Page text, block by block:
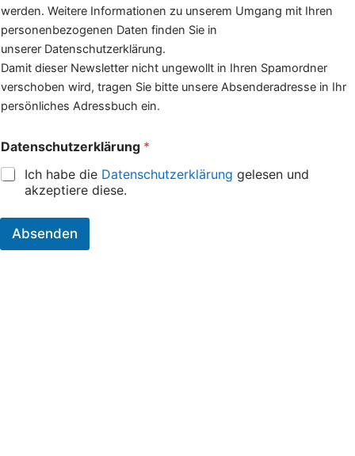
l
ä
r
u
g
m
c
h
I
c
werden. Weitere Informationen zu unserem Umgang mit Ihren
personenbezogenen Daten finden Sie in
unserer Datenschutzerklärung.
Damit dieser Newsletter nicht ungewollt in Ihren Spamordner
verschoben wird, tragen Sie bitte unsere Absenderadresse in Ihr
persönliches Adressbuch ein.
Datenschutzerklärung *
Ich habe die Datenschutzerklärung gelesen und
akzeptiere diese.
Absenden